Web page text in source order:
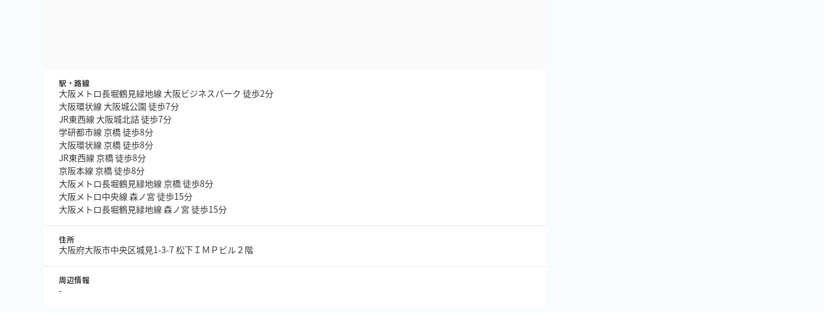
駅・路線
大阪メトロ長堀鶴見緑地線 大阪ビジネスパーク 徒歩2分
大阪環状線 大阪城公園 徒歩7分
JR東西線 大阪城北詰 徒歩7分
学研都市線 京橋 徒歩8分
大阪環状線 京橋 徒歩8分
JR東西線 京橋 徒歩8分
京阪本線 京橋 徒歩8分
大阪メトロ長堀鶴見緑地線 京橋 徒歩8分
大阪メトロ中央線 森ノ宮 徒歩15分
大阪メトロ長堀鶴見緑地線 森ノ宮 徒歩15分
住所
大阪府大阪市中央区城見1-3-7 松下ＩＭＰビル２階
周辺情報
-